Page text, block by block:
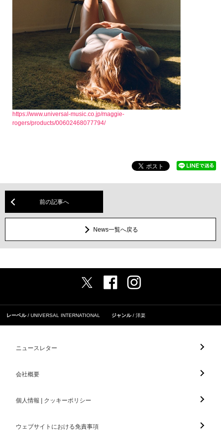
https://www.universal-music.co.jp/maggie-
rogers/products/00602468077794/
前の記事へ
News一覧へ戻る
レーベル UNIVERSAL INTERNATIONAL ジャンル 洋楽
ニュースレター
会社概要
個人情報 | クッキーポリシー
ウェブサイトにおける免責事項